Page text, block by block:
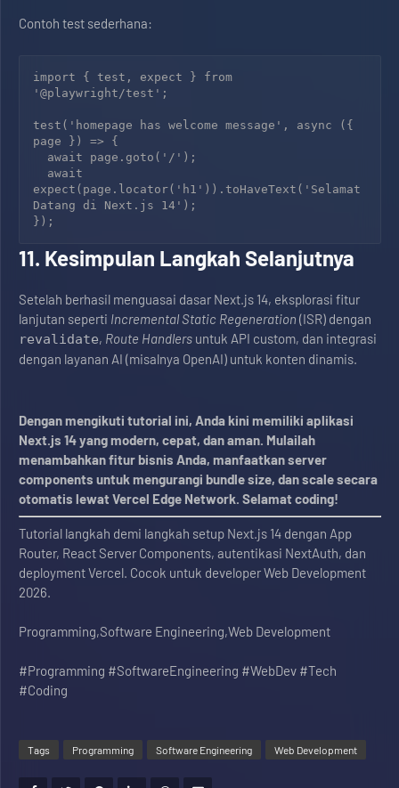
Contoh test sederhana:
import { test, expect } from
'@playwright/test';
test('homepage has welcome message', async ({
page }) => {
expect(page.locator('h1')).toHaveText('Selamat
Datang di Next.js 14');
11. Kesimpulan Langkah Selanjutnya
Setelah berhasil menguasai dasar Next.js 14, eksplorasi fitur
lanjutan seperti Incremental Static Regeneration (ISR) dengan
revalidate, Route Handlers untuk API custom, dan integrasi
dengan layanan AI (misalnya OpenAI) untuk konten dinamis.
Dengan mengikuti tutorial ini, Anda kini memiliki aplikasi
Next.js 14 yang modern, cepat, dan aman. Mulailah
menambahkan fitur bisnis Anda, manfaatkan server
components untuk mengurangi bundle size, dan scale secara
otomatis lewat Vercel Edge Network. Selamat coding!
Tutorial langkah demi langkah setup Next.js 14 dengan App
Router, React Server Components, autentikasi NextAuth, dan
deployment Vercel. Cocok untuk developer Web Development
2026.
Programming,Software Engineering,Web Development
#Programming #SoftwareEngineering #WebDev #Tech
#Coding
Tags Programming Software Engineering Web Development